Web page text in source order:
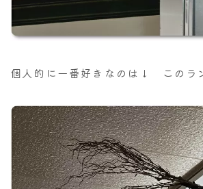
個人的に一番好きなのは↓ このラ